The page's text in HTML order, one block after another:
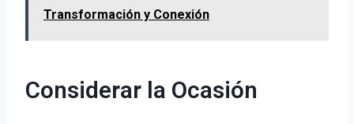
Transformación y Conexión
Considerar la Ocasión